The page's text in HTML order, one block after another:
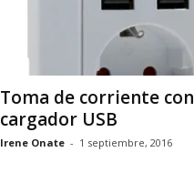
Toma de corriente con
cargador USB
Irene Onate - 1 septiembre, 2016